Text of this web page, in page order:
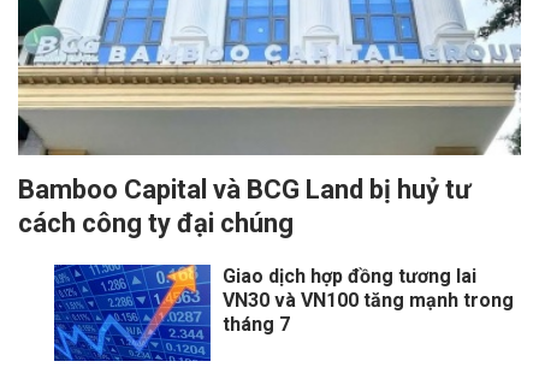
Bamboo Capital và BCG Land bị huỷ tư
cách công ty đại chúng
Giao dịch hợp đồng tương lai
VN30 và VN100 tăng mạnh trong
tháng 7